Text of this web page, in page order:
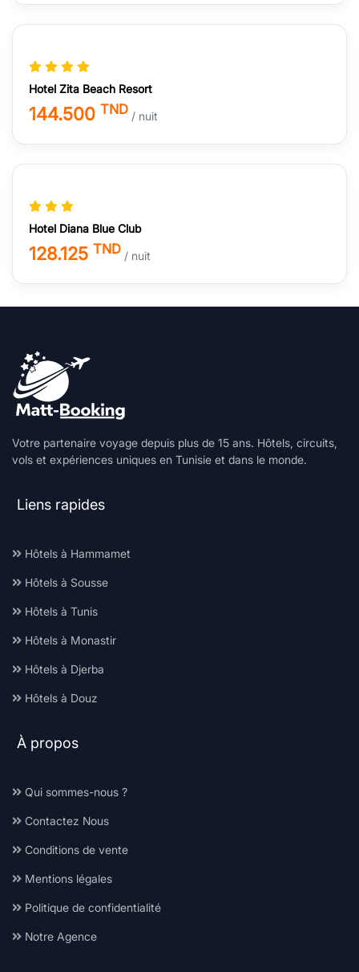
Hotel Zita Beach Resort
144.500 TND / nuit
Hotel Diana Blue Club
128.125 TND / nuit
Votre partenaire voyage depuis plus de 15 ans. Hôtels, circuits,
vols et expériences uniques en Tunisie et dans le monde.
Liens rapides
Hôtels à Hammamet
Hôtels à Sousse
Hôtels à Tunis
Hôtels à Monastir
Hôtels à Djerba
Hôtels à Douz
À propos
Qui sommes-nous ?
Contactez Nous
Conditions de vente
Mentions légales
Politique de confidentialité
Notre Agence